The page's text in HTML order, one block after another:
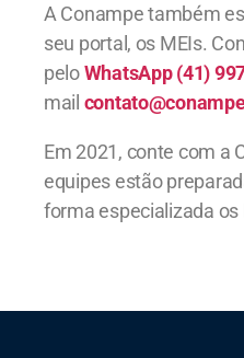
A Conampe também
seu portal, os MEIs.
peloWhatsApp (41)
mail
Em 2021, conte com a
equipes estão
forma especializada os